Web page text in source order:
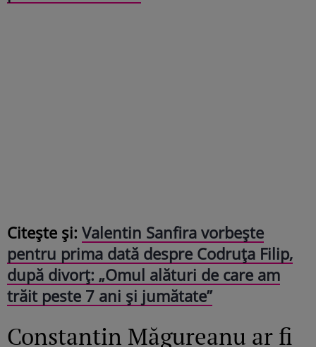
Citește și: Valentin Sanfira vorbește
pentru prima dată despre Codruța Filip,
după divorț: „Omul alături de care am
trăit peste 7 ani și jumătate”
Constantin Măgureanu ar fi